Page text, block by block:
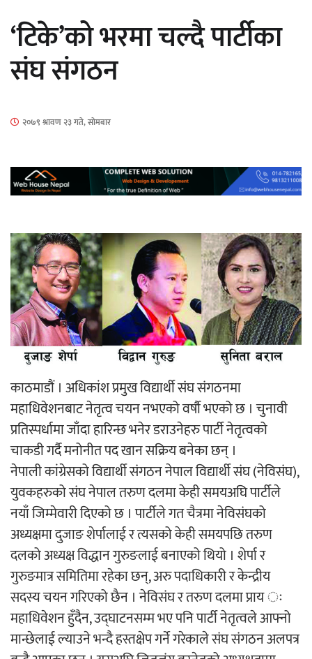
नियन्त्रणमा
‘ईयुमा डट कम’ले बुधबारदेखि आफ्नो
औपचारिक सेवा सञ्चालनमा
हलमा छैन ‘गौँथली’को टिकट
‘आइतबारको अफिस’ को परिचर्चा सम्पन्न
‘टिके’को भरमा चल्दै पार्टीका
संघ संगठन
२०७९ श्रावण २३ गते, सोमबार
काठमाडौं । अधिकांश प्रमुख विद्यार्थी संघ संगठनमा
महाधिवेशनबाट नेतृत्व चयन नभएको वर्षौ भएको छ । चुनावी
प्रतिस्पर्धामा जाँदा हारिन्छ भनेर डराउनेहरु पार्टी नेतृत्वको
चाकडी गर्दै मनोनीत पद खान सक्रिय बनेका छन् ।
नेपाली कांग्रेसको विद्यार्थी संगठन नेपाल विद्यार्थी संघ (नेविसंघ),
युवकहरुको संघ नेपाल तरुण दलमा केही समयअघि पार्टीले
नयाँ जिम्मेवारी दिएको छ । पार्टीले गत चैत्रमा नेविसंघको
अध्यक्षमा दुजाङ शेर्पालाई र त्यसको केही समयपछि तरुण
दलको अध्यक्ष विद्धान गुरुङलाई बनाएको थियो । शेर्पा र
गुरुङमात्र समितिमा रहेका छन्, अरु पदाधिकारी र केन्द्रीय
सदस्य चयन गरिएको छैन । नेविसंघ र तरुण दलमा प्राय ः
महाधिवेशन हुँदैन, उद्घाटनसम्म भए पनि पार्टी नेतृत्वले आफ्नो
मान्छेलाई ल्याउने भन्दै हस्तक्षेप गर्ने गरेकाले संघ संगठन अलपत्र